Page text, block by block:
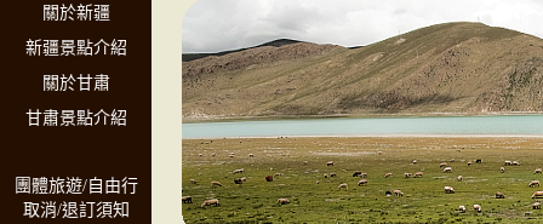
關於新疆
新疆景點介紹
關於甘肅
甘肅景點介紹
團體旅遊/自由行
取消/退訂須知